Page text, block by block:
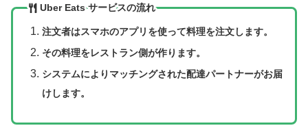
Uber Eats サービスの流れ
注文者はスマホのアプリを使って料理を注文します。
その料理をレストラン側が作ります。
システムによりマッチングされた配達パートナーがお届
けします。